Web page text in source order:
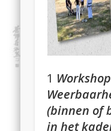
1
(binnen of
in het